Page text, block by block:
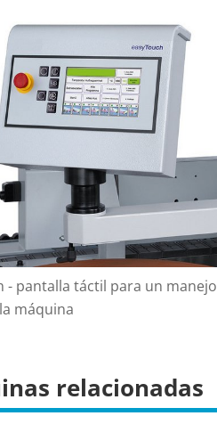
- pantalla táctil para un manejo
máquina
relacionadas